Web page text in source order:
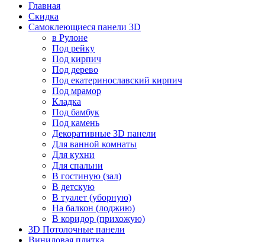
Главная
Скидка
Самоклеющиеся панели 3D
в Рулоне
Под рейку
Под кирпич
Под дерево
Под екатеринославский кирпич
Под мрамор
Кладка
Под бамбук
Под камень
Декоративные 3D панели
Для ванной комнаты
Для кухни
Для спальни
В гостиную (зал)
В детскую
В туалет (уборную)
На балкон (лоджию)
В коридор (прихожую)
3D Потолочные панели
Виниловая плитка